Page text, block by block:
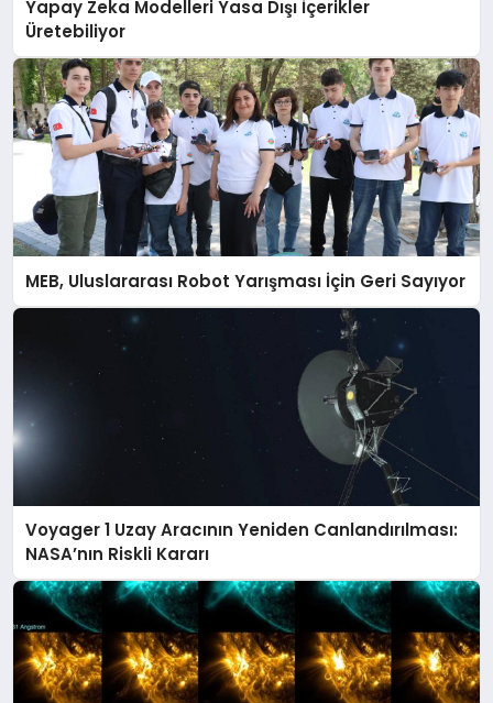
Yapay Zeka Modelleri Yasa Dışı İçerikler
Üretebiliyor
MEB, Uluslararası Robot Yarışması İçin Geri Sayıyor
Voyager 1 Uzay Aracının Yeniden Canlandırılması:
NASA’nın Riskli Kararı